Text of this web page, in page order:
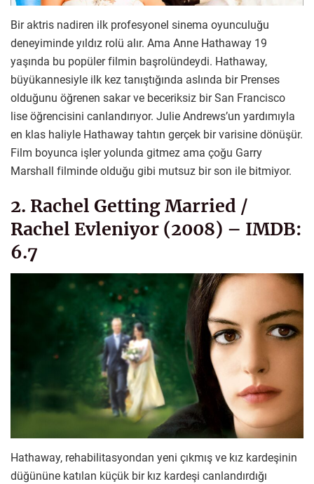
Bir aktris nadiren ilk profesyonel sinema oyunculuğu
deneyiminde yıldız rolü alır. Ama Anne Hathaway 19
yaşında bu popüler filmin başrolündeydi. Hathaway,
büyükannesiyle ilk kez tanıştığında aslında bir Prenses
olduğunu öğrenen sakar ve beceriksiz bir San Francisco
lise öğrencisini canlandırıyor. Julie Andrews’un yardımıyla
en klas haliyle Hathaway tahtın gerçek bir varisine dönüşür.
Film boyunca işler yolunda gitmez ama çoğu Garry
Marshall filminde olduğu gibi mutsuz bir son ile bitmiyor.
2. Rachel Getting Married /
Rachel Evleniyor (2008) – IMDB:
6.7
Hathaway, rehabilitasyondan yeni çıkmış ve kız kardeşinin
düğününe katılan küçük bir kız kardeşi canlandırdığı